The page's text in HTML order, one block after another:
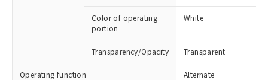
Color of operating
portion
White
Transparency/Opacity Transparent
Operating function Alternate